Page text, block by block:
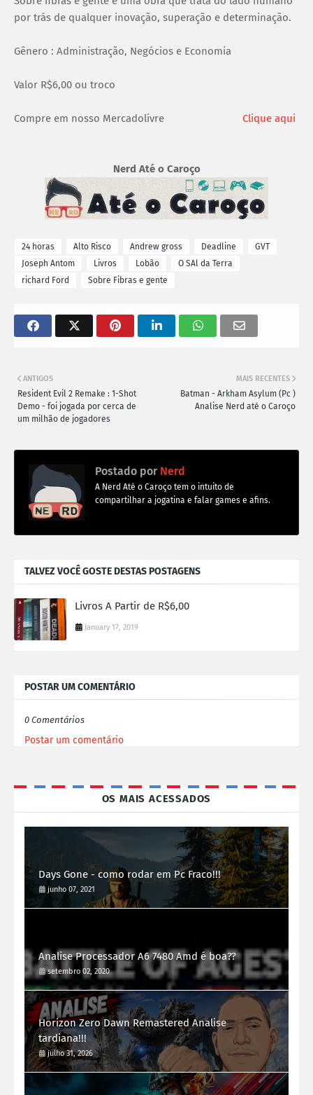
por trás de qualquer inovação, superação e determinação.
Gênero : Administração, Negócios e Economia
Valor R$6,00 ou troco
Compre em nosso Mercadolivre Clique aqui
Nerd Até o Caroço
24 horas Alto Risco Andrew gross Deadline
GVT
Joseph Antom
Livros Lobão
O SAl da Terra
richard Ford
Sobre Fibras e gente
MAIS RECENTES
Batman - Arkham Asylum (Pc )
Analise Nerd até o Caroço
ANTIGOS
Resident Evil 2 Remake : 1-Shot
Demo - foi jogada por cerca de
um milhão de jogadores
Postado por Nerd
A Nerd Até o Caroço tem o intuito de
compartilhar a jogatina e falar games e afins.
TALVEZ VOCÊ GOSTE DESTAS POSTAGENS
Livros A Partir de R$6,00
January 17, 2019
POSTAR UM COMENTÁRIO
0 Comentários
Postar um comentário
OS MAIS ACESSADOS
Days Gone - como rodar em Pc Fraco!!!
junho 07, 2021
Analise Processador A6 7480 Amd é boa??
setembro 02, 2020
Horizon Zero Dawn Remastered Analise
tardiana!!!
julho 31, 2026